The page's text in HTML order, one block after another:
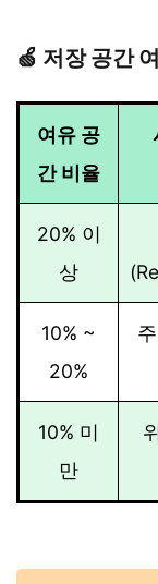
🍏 저장 공간
여유 공
간 비율
20% 이
상
10% ~
20%
10% 미
만